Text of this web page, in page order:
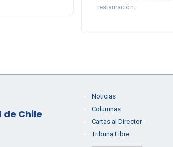
restauración.
de Chile
Noticias
Columnas
Cartas al Director
Tribuna Libre